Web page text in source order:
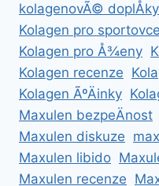
kolagenovÃ© doplÅky
Kolagen pro sportovce
Kolagen pro Å¾eny
Kolagen recenze
Kolagen ÃºÄinky
Maxulen bezpeÄnost
Maxulen diskuze
Maxulen libido
Maxulen recenze